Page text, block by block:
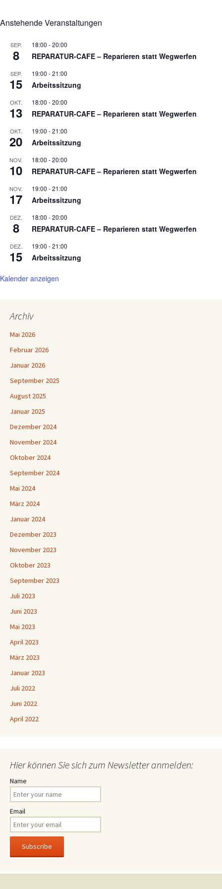
Anstehende Veranstaltungen
SEP.
8
18:00 -20:00
REPARATUR-CAFE – Reparieren statt Wegwerfen
SEP.
15
19:00 -21:00
Arbeitssitzung
OKT.
13
18:00 -20:00
REPARATUR-CAFE – Reparieren statt Wegwerfen
OKT.
20
19:00 -21:00
Arbeitssitzung
NOV.
10
18:00 -20:00
REPARATUR-CAFE – Reparieren statt Wegwerfen
NOV.
17
19:00 -21:00
Arbeitssitzung
DEZ.
8
18:00 -20:00
REPARATUR-CAFE – Reparieren statt Wegwerfen
DEZ.
15
19:00 -21:00
Arbeitssitzung
Kalender anzeigen
Archiv
Mai 2026
Februar 2026
Januar 2026
September 2025
August 2025
Januar 2025
Dezember 2024
November 2024
Oktober 2024
September 2024
Mai 2024
März 2024
Januar 2024
Dezember 2023
November 2023
Oktober 2023
September 2023
Juli 2023
Juni 2023
Mai 2023
April 2023
März 2023
Januar 2023
Juli 2022
Juni 2022
April 2022
Hier können Sie sich zum Newsletter anmelden:
Name
Email